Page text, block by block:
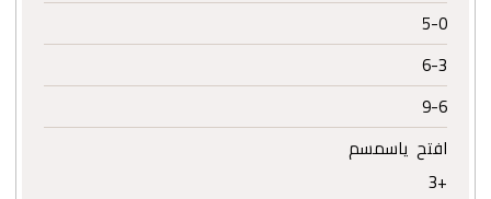
5-0
6-3
9-6
افتح ياسمسم
+3